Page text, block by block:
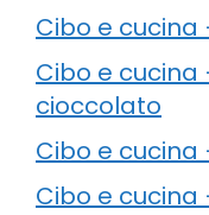
Cibo e cucina
Cibo e cucina
cioccolato
Cibo e cucina
Cibo e cucina